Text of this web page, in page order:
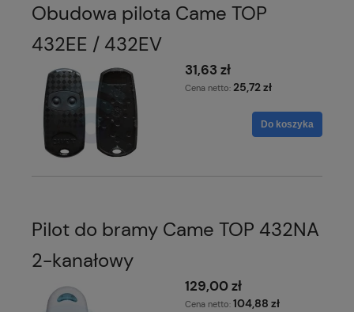
Obudowa pilota Came TOP
432EE / 432EV
31,63 zł
Cena netto: 25,72 zł
Do koszyka
Pilot do bramy Came TOP 432NA
2-kanałowy
129,00 zł
Cena netto: 104,88 zł